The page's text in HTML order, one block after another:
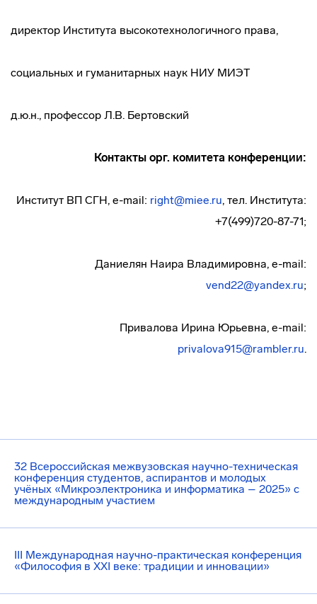
32 Всероссийская межвузовская научно-техническая
конференция студентов, аспирантов и молодых
учёных «Микроэлектроника и информатика – 2025» с
международным участием
III Международная научно-практическая конференция
«Философия в XXI веке: традиции и инновации»
директор Института высокотехнологичного права,
социальных и гуманитарных наук НИУ МИЭТ
д.ю.н., профессор Л.В. Бертовский
Контакты орг. комитета конференции:
Институт ВП СГН, e-mail: right@miee.ru, тел. Института:
+7(499)720-87-71;
Даниелян Наира Владимировна, e-mail:
vend22@yandex.ru;
Привалова Ирина Юрьевна, e-mail:
privalova915@rambler.ru.